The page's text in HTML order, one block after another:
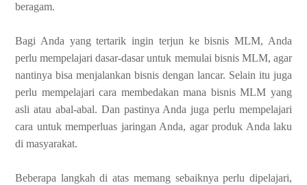
beragam.
Bagi Anda yang tertarik ingin terjun ke bisnis MLM, Anda
perlu mempelajari dasar-dasar untuk memulai bisnis MLM, agar
nantinya bisa menjalankan bisnis dengan lancar. Selain itu juga
perlu mempelajari cara membedakan mana bisnis MLM yang
asli atau abal-abal. Dan pastinya Anda juga perlu mempelajari
cara untuk memperluas jaringan Anda, agar produk Anda laku
di masyarakat.
Beberapa langkah di atas memang sebaiknya perlu dipelajari,